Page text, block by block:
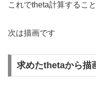
これでtheta計算するこ
次は描画です
求めたthetaから描